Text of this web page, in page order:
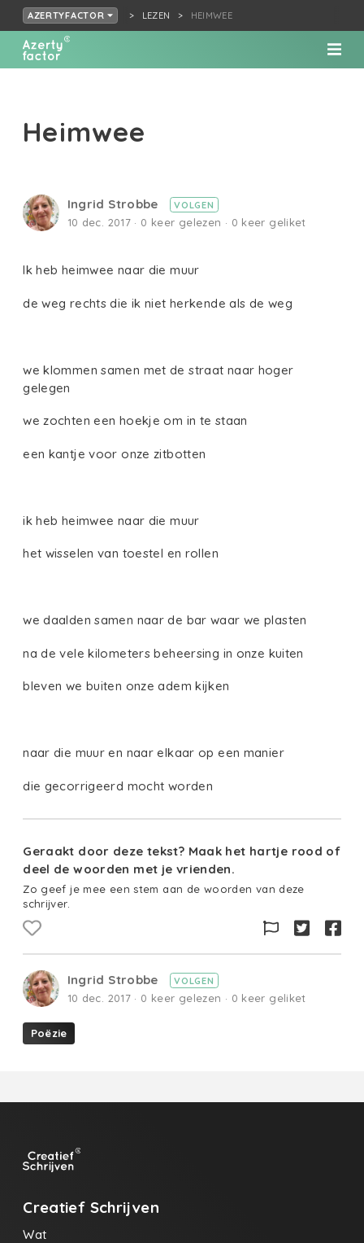
AZERTYFACTOR LEZEN HEIMWEE
Heimwee
Ingrid Strobbe VOLGEN
10 dec. 2017 · 0 keer gelezen · 0 keer geliket
Ik heb heimwee naar die muur
de weg rechts die ik niet herkende als de weg
we klommen samen met de straat naar hoger
gelegen
we zochten een hoekje om in te staan
een kantje voor onze zitbotten
ik heb heimwee naar die muur
het wisselen van toestel en rollen
we daalden samen naar de bar waar we plasten
na de vele kilometers beheersing in onze kuiten
bleven we buiten onze adem kijken
naar die muur en naar elkaar op een manier
die gecorrigeerd mocht worden
Geraakt door deze tekst? Maak het hartje rood of
deel de woorden met je vrienden.
Zo geef je mee een stem aan de woorden van deze
schrijver.
Ingrid Strobbe VOLGEN
10 dec. 2017 · 0 keer gelezen · 0 keer geliket
Poëzie
Creatief Schrijven
Wat